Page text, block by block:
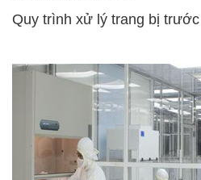
Quy trình xử lý trang bị